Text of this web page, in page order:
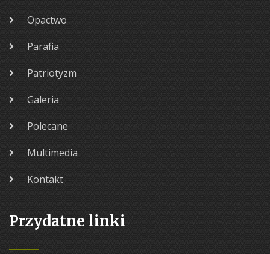
Opactwo
Parafia
Patriotyzm
Galeria
Polecane
Multimedia
Kontakt
Przydatne linki